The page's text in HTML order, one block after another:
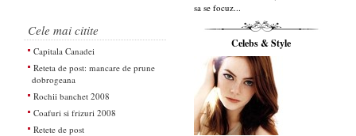
sa se focuz...
Cele mai citite
Capitala Canadei
Reteta de post: mancare de prune
dobrogeana
Rochii banchet 2008
Coafuri si frizuri 2008
Retete de post
Celebs & Style